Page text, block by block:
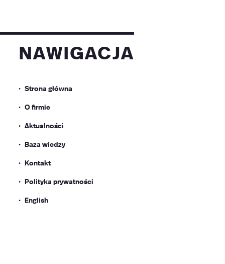
nawigacja
Strona główna
O firmie
Aktualności
Baza wiedzy
Kontakt
Polityka prywatności
English